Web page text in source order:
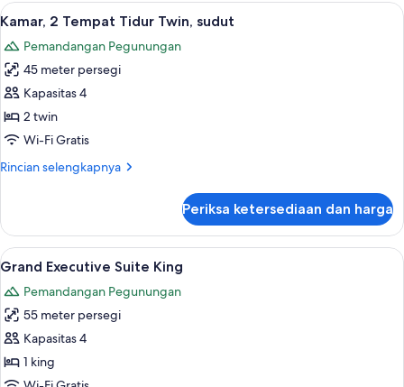
Tempat
Twin
Lihat
semua
foto
untuk
Kamar,
2
Tempat
Twin,
Seprai premium, selimut bulu angsa,
6
Kamar, 2 Tempat Tidur Twin, sudut
Pemandangan Pegunungan
45 meter persegi
Kapasitas 4
2 twin
Wi-Fi Gratis
Rincian selengkapnya
Rincian
Kamar,
Tempat
Twin,
sudut
Periksa ketersediaan dan harga
Lihat
semua
foto
untuk
Grand
Executive
Suite
Grand Executive Suite King | Seprai
5
Grand Executive Suite King
Pemandangan Pegunungan
55 meter persegi
Kapasitas 4
1 king